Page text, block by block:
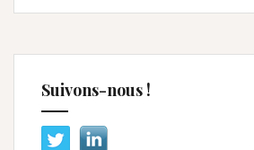
Suivons-nous !